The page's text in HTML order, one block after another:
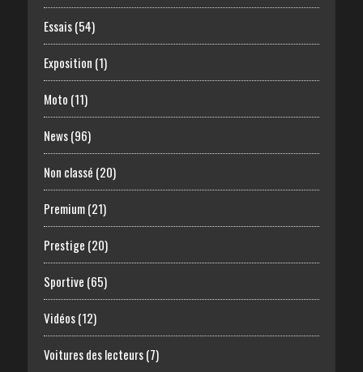
Essais(54)
Exposition (1)
Moto (11)
News(96)
Non classé (20)
Premium(21)
Prestige (20)
Sportive (65)
Vidéos(12)
Voitures des lecteurs(7)